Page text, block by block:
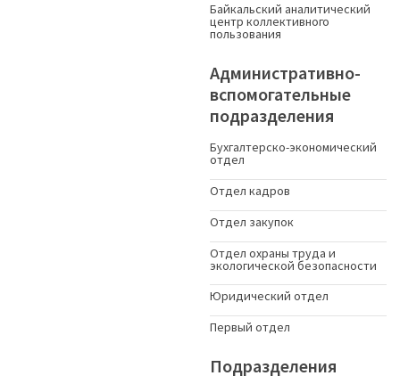
Байкальский аналитический
центр коллективного
пользования
Административно-
вспомогательные
подразделения
Бухгалтерско-экономический
отдел
Отдел кадров
Отдел закупок
Отдел охраны труда и
экологической безопасности
Юридический отдел
Первый отдел
Подразделения